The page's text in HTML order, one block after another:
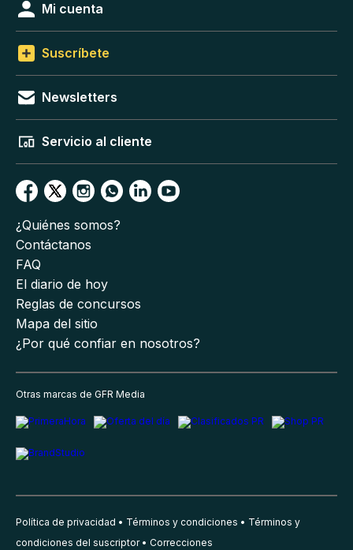
Mi cuenta
Suscríbete
Newsletters
Servicio al cliente
¿Quiénes somos?
Contáctanos
FAQ
El diario de hoy
Reglas de concursos
Mapa del sitio
¿Por qué confiar en nosotros?
Otras marcas de GFR Media
Política de privacidad Términos y condiciones
Términos y
condiciones del suscriptor
Correcciones